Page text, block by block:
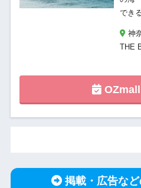
でき
神
THE
掲載・広告な